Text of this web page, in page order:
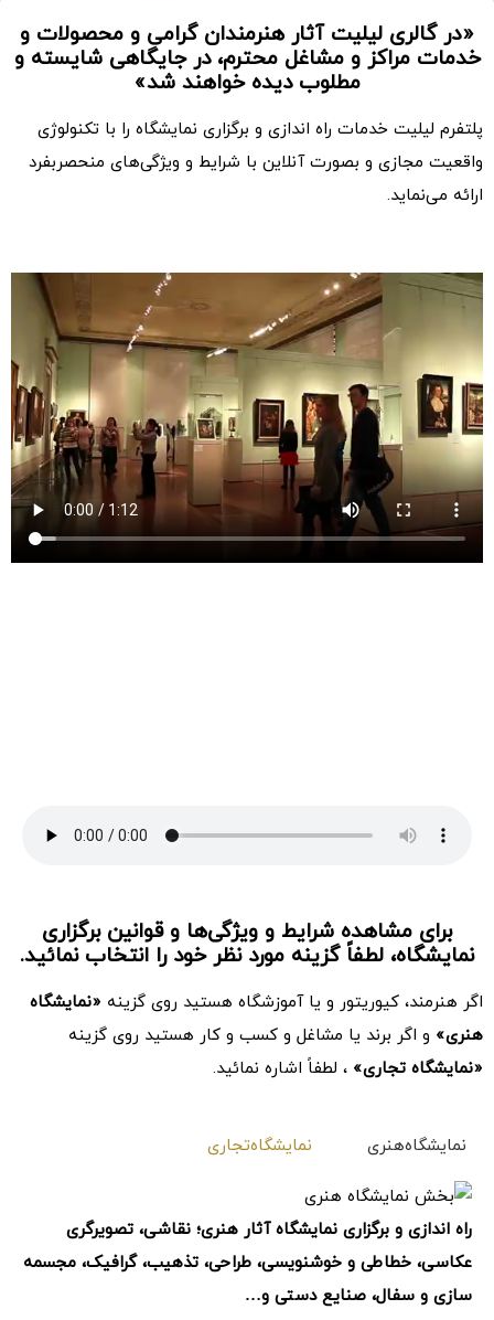
«در گالری لیلیت آثار هنرمندان گرامی و محصولات و
خدمات مراکز و مشاغل محترم، در جایگاهی شایسته و
مطلوب دیده خواهند شد»
پلتفرم لیلیت خدمات راه اندازی و برگزاری نمایشگاه را با تکنولوژی
واقعیت مجازی و بصورت آنلاین با شرایط و ویژگی‌های منحصربفرد
ارائه می‌نماید.
برای مشاهده شرایط و ویژگی‌ها و قوانین برگزاری
نمایشگاه، لطفاً گزینه مورد نظر خود را انتخاب نمائید.
اگر هنرمند، کیوریتور و یا آموزشگاه هستید روی گزینه «نمایشگاه
هنری» و اگر برند یا مشاغل و کسب و کار هستید روی گزینه
«نمایشگاه تجاری» ، لطفاً اشاره نمائید.
نمایشگاه‌هنری نمایشگاه‌تجاری
راه اندازی و برگزاری نمایشگاه آثار هنری؛ نقاشی، تصویرگری
عکاسی، خطاطی و خوشنویسی، طراحی، تذهیب، گرافیک، مجسمه
سازی و سفال، صنایع دستی و…